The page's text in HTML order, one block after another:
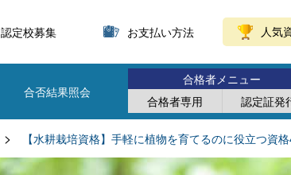
認定校募集 お支払い方法 人気
合否結果照会
合格者メニュー
合格者専用
認定証発
> 【水耕栽培資格】手軽に植物を育てるのに役立つ資